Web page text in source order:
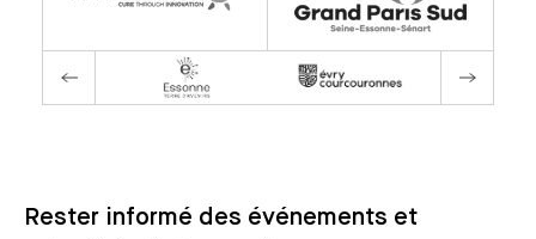
Rester informé des événements et